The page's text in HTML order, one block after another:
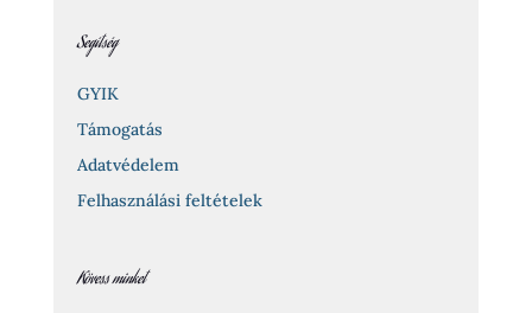
Segítség
GYIK
Támogatás
Adatvédelem
Felhasználási feltételek
Kövess minket